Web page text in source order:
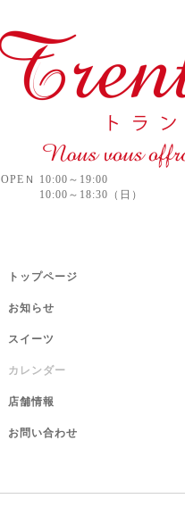
OPEＮ 10:00～19:00
10:00～18:30（日）
トップページ
お知らせ
スイーツ
カレンダー
店舗情報
お問い合わせ